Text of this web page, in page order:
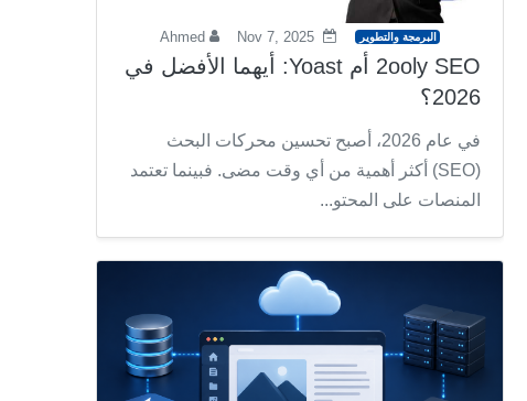
البرمجة والتطوير Nov 7, 2025
Ahmed
2ooly SEO أم Yoast: أيهما الأفضل في
2026؟
في عام 2026، أصبح تحسين محركات البحث
(SEO) أكثر أهمية من أي وقت مضى. فبينما تعتمد
المنصات على المحتو...